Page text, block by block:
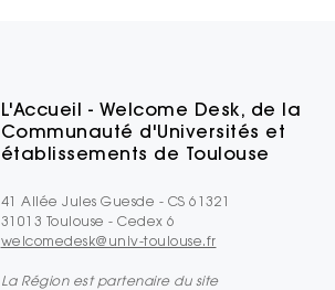
L'Accueil - Welcome Desk, de la
Communauté d'Universités et
établissements de Toulouse
41 Allée Jules Guesde - CS 61321
31013 Toulouse - Cedex 6
welcomedesk@univ-toulouse.fr
La Région est partenaire du site